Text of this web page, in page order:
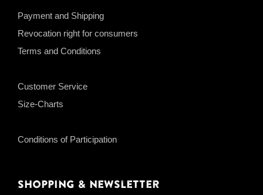
Payment and Shipping
Revocation right for consumers
Terms and Conditions
Customer Service
Size-Charts
Conditions of Participation
Shopping & Newsletter